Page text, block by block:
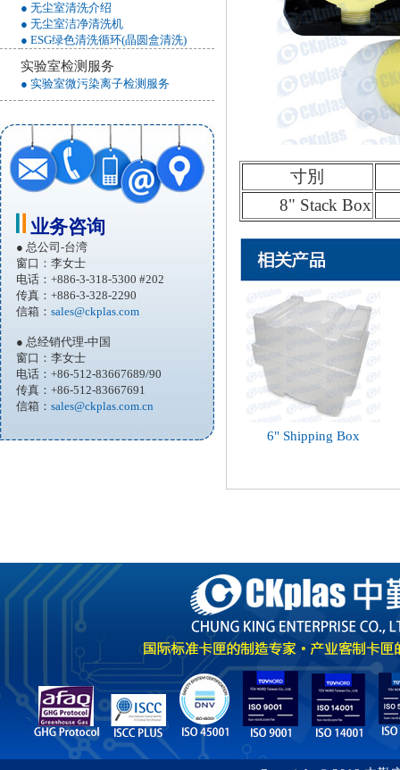
● 无尘室清洗介绍
● 无尘室洁净清洗机
● ESG绿色清洗循环(晶圆盒清洗)
实验室检测服务
● 实验室微污染离子检测服务
业务咨询
● 总公司-台湾
窗口：李女士
电话：+886-3-318-5300 #202
传真：+886-3-328-2290
信箱： sales@ckplas.com
● 总经销代理-中国
窗口：李女士
电话：+86-512-83667689/90
传真：+86-512-83667691
信箱： sales@ckplas.com.cn
寸別
8" Stack Box
6" Shipping Box